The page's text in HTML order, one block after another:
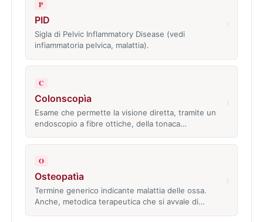
P
PID
Sigla di Pelvic Inflammatory Disease (vedi
infiammatoria pelvica, malattia).
C
Colonscopìa
Esame che permette la visione diretta, tramite un
endoscopio a fibre ottiche, della tonaca…
O
Osteopatìa
Termine generico indicante malattia delle ossa.
Anche, metodica terapeutica che si avvale di…